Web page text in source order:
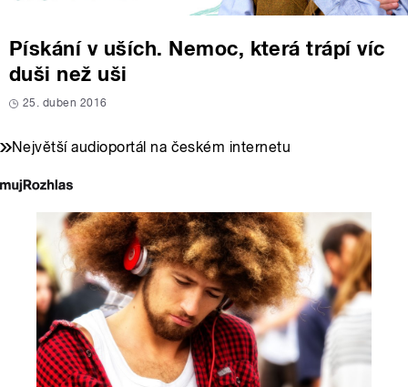
Pískání v uších. Nemoc, která trápí víc
duši než uši
25. duben 2016
Největší audioportál na českém internetu